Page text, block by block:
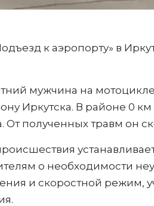
к аэропорту» в
мужчина на
Иркутска. В районе 0
От полученных травм он
о необходимости
и скоростной режим,